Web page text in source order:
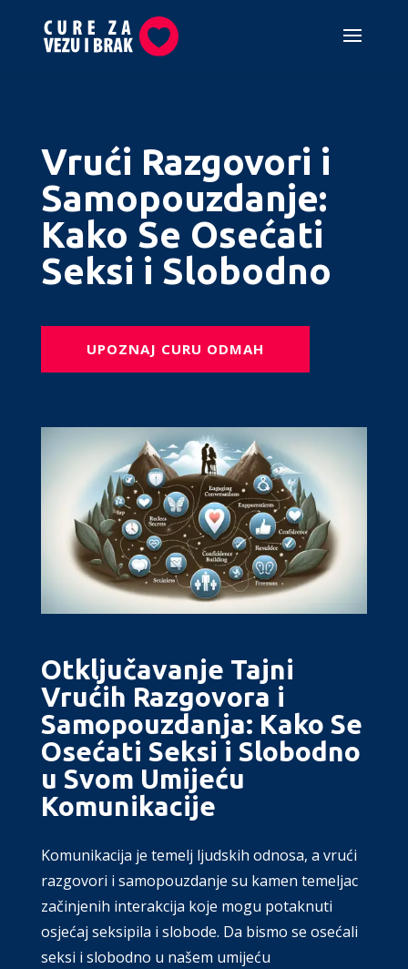
Vrući Razgovori i
Samopouzdanje:
Kako Se Osećati
Seksi i Slobodno
UPOZNAJ CURU ODMAH
Otključavanje Tajni
Vrućih Razgovora i
Samopouzdanja: Kako Se
Osećati Seksi i Slobodno
u Svom Umijeću
Komunikacije
Komunikacija je temelj ljudskih odnosa, a vrući
razgovori i samopouzdanje su kamen temeljac
začinjenih interakcija koje mogu potaknuti
osjećaj seksipila i slobode. Da bismo se osećali
seksi i slobodno u našem umijeću